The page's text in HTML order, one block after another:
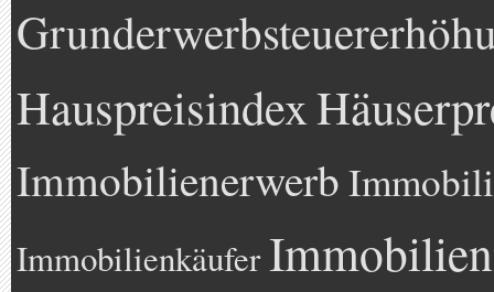
Hauspreisindex
Immobilienerwerb
Immobilienkäufer